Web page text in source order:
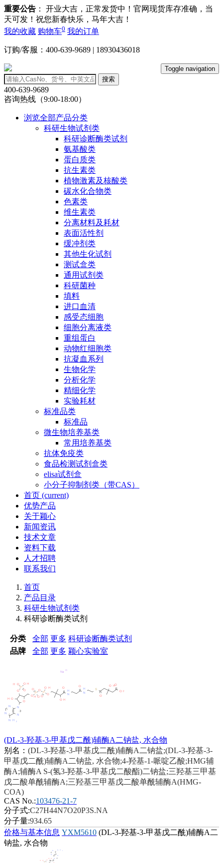
重要公告 ： 开业大吉，正常发货中！官网现货库存准确，当
天可发！祝您新春快乐，马年大吉！
我的收藏 购物车0 我的订单
订购/客服：400-639-9689 | 18930436018
Toggle navigation
搜索
400-639-9689
咨询热线（9:00-18:00）
浏览全部产品分类
科研生物试剂类
科研诊断酶类试剂
氨基酸类
蛋白质类
抗生素类
植物激素及核酸类
碳水化合物类
色素类
维生素类
分离材料及耗材
表面活性剂
缓冲剂类
其他生化试剂
测试盒类
通用试剂类
科研菌种
填料
进口血清
感受态细胞
细胞分离液类
重组蛋白
动物红细胞类
抗凝血系列
生物化学
分析化学
精细化学
实验耗材
标准品类
标准品
微生物培养基类
常用培养基类
抗体免疫类
食品检测试剂盒类
elisa试剂盒
小分子抑制剂类（带CAS）
首页 (current)
优势产品
关于颖心
新闻资讯
技术文章
资料下载
人才招聘
联系我们
首页
产品目录
科研生物试剂类
科研诊断酶类试剂
分类 全部 更多 科研诊断酶类试剂
品牌
全部 更多 颖心实验室
(DL-3-羟基-3-甲基戊二酰)辅酶A二钠盐, 水合物
别名： (DL-3-羟基-3-甲基戊二酰)辅酶A二钠盐;(DL-3-羟基-3-
甲基戊二酰)辅酶A二钠盐, 水合物;4-羟基-1-哌啶乙酸;HMG辅
酶A;辅酶A S-(氢3-羟基-3-甲基戊二酸酯)二钠盐;三羟基三甲基
戊二酸单酰辅酶A;三羟基三甲基戊二酸单酰辅酶A(HMG-
COA)
CAS No.:103476-21-7
分子式:C27H44N7O20P3S.NA
分子量:934.65
价格与基本信息 YXM5610 (DL-3-羟基-3-甲基戊二酰)辅酶A二
钠盐, 水合物